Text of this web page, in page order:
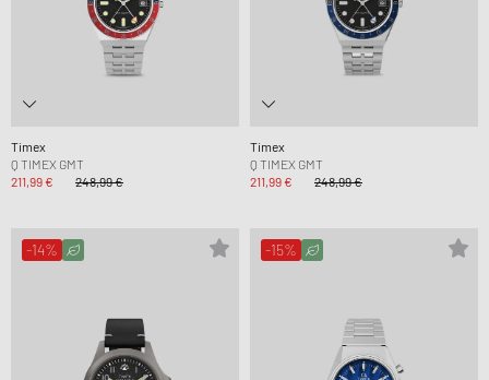
Timex
Q TIMEX GMT
211,99 €
248,99 €
Timex
Q TIMEX GMT
211,99 €
248,99 €
-14% -15%